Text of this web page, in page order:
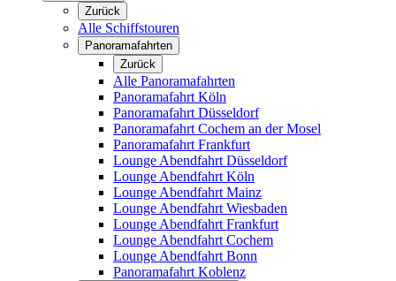
Zurück
Alle Schiffstouren
Panoramafahrten
Zurück
Alle Panoramafahrten
Panoramafahrt Köln
Panoramafahrt Düsseldorf
Panoramafahrt Cochem an der Mosel
Panoramafahrt Frankfurt
Lounge Abendfahrt Düsseldorf
Lounge Abendfahrt Köln
Lounge Abendfahrt Mainz
Lounge Abendfahrt Wiesbaden
Lounge Abendfahrt Frankfurt
Lounge Abendfahrt Cochem
Lounge Abendfahrt Bonn
Panoramafahrt Koblenz